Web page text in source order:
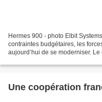
Hermes 900 - photo Elbit
contraintes budgétaires, les
aujourd’hui de se moderniser.
Une coopération